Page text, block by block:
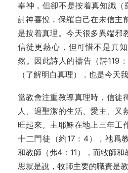
奉神，但卻不是按着真知識（
討神喜悅，保羅自己在未信主
是按着真理。今天很多異端邪
信徒更熱心，但可惜不是真
然。因此詩人的禱告（詩119
（了解明白真理），也是今天
當教會注重教導真理時，信徒
人、過聖潔的生活、愛主、又
旺起來。主耶穌在地上三年工
十二門徒（約17：4），祂爲
和教師（弗4：11），而牧師
思就是說，牧師主要的職責是教